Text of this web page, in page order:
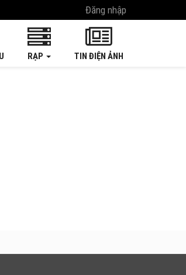
Đăng nhập
RẠP TIN ĐIỆN ẢNH